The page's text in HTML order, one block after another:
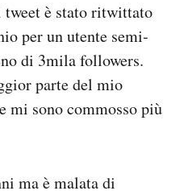
tweet è stato ritwittato
per un utente semi-
di 3mila followers.
parte del mio
mi sono commosso più
ma è malata di